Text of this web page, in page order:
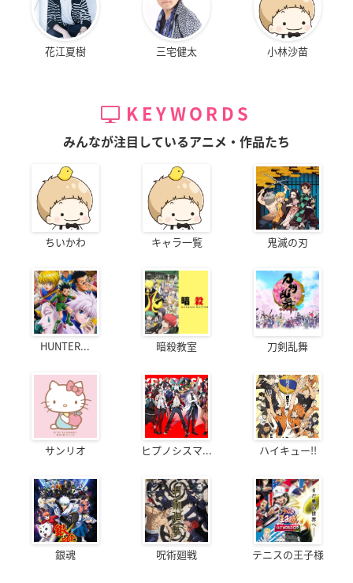
花江夏樹 三宅健太 小林沙苗
KEYWORDS
みんなが注目しているアニメ・作品たち
ちいかわ キャラ一覧 鬼滅の刃
HUNTER... 暗殺教室 刀剣乱舞
サンリオ ヒプノシスマ... ハイキュー!!
銀魂 呪術廻戦 テニスの王子様